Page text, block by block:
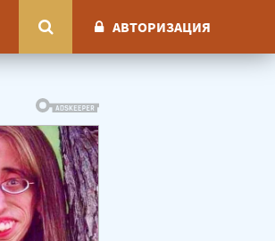
АВТОРИЗАЦИЯ